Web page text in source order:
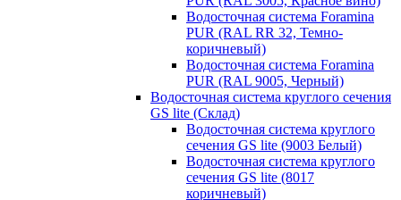
Водосточная система Foramina
PUR (RAL RR 32, Темно-
коричневый)
Водосточная система Foramina
PUR (RAL 9005, Черный)
Водосточная система круглого сечения
GS lite (Склад)
Водосточная система круглого
сечения GS lite (9003 Белый)
Водосточная система круглого
сечения GS lite (8017
коричневый)